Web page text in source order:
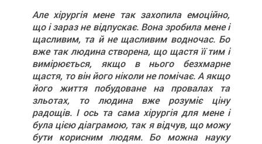
Але хірургія мене так захопила емоційно,
що і зараз не відпускає. Вона зробила мене і
щасливим, та й не щасливим водночас. Бо
вже так людина створена, що щастя її тим і
вимірюється, якщо в нього безхмарне
щастя, то він його ніколи не помічає. А якщо
його життя побудоване на провалах та
зльотах, то людина вже розуміє ціну
радощів. І ось та сама хірургія для мене і
була цією діаграмою, так я відчув, що можу
бути корисним людям. Бо можна науку